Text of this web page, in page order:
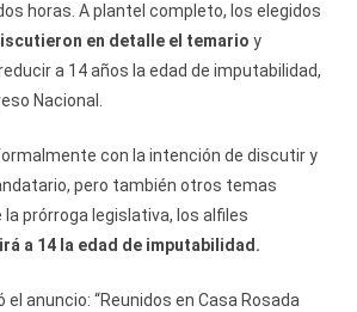
horas. A plantel completo, los elegidos
en detalle el temario y
a 14 años la edad de imputabilidad,
Nacional.
con la intención de discutir y
pero también otros temas
prórroga legislativa, los alfiles
a 14 la edad de imputabilidad.
el anuncio: “Reunidos en Casa Rosada